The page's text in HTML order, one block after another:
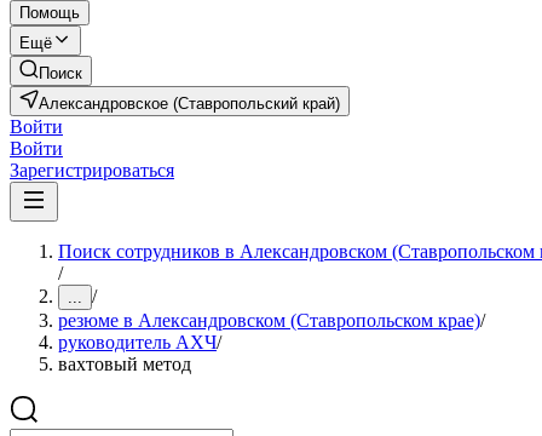
Помощь
Ещё
Поиск
Александровское (Ставропольский край)
Войти
Войти
Зарегистрироваться
Поиск сотрудников в Александровском (Ставропольском
/
... /
резюме в Александровском (Ставропольском крае)/
руководитель АХЧ/
вахтовый метод